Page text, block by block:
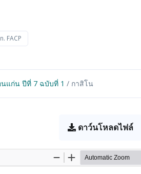
FACP
แก่น ปีที่ 7 ฉบับที่ 1 / กาสิโน
ดาว์นโหลดไฟล์